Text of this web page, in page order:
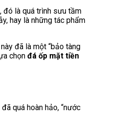
đó là quá trình sưu tầm
hay là những tác phẩm
đã là một “bảo tàng
chọn đá ốp mặt tiền
quá hoàn hảo, “nước